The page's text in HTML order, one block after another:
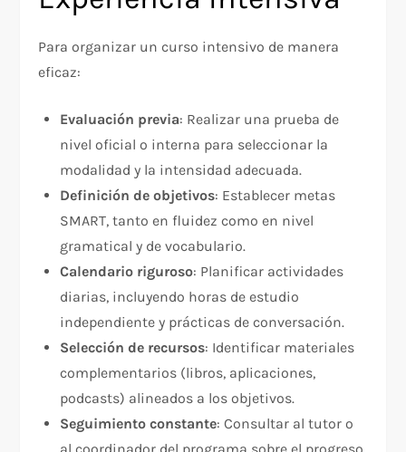
Para organizar un curso intensivo de manera
eficaz:
Evaluación previa: Realizar una prueba de
nivel oficial o interna para seleccionar la
modalidad y la intensidad adecuada.
Definición de objetivos: Establecer metas
SMART, tanto en fluidez como en nivel
gramatical y de vocabulario.
Calendario riguroso: Planificar actividades
diarias, incluyendo horas de estudio
independiente y prácticas de conversación.
Selección de recursos: Identificar materiales
complementarios (libros, aplicaciones,
podcasts) alineados a los objetivos.
Seguimiento constante: Consultar al tutor o